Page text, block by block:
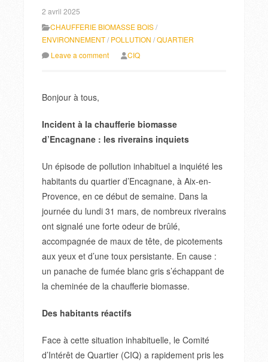
2 avril 2025
CHAUFFERIE BIOMASSE BOIS/
ENVIRONNEMENT/ POLLUTION /QUARTIER
Leave a comment
CIQ
Bonjour à tous,
Incident à la chaufferie biomasse
d’Encagnane : les riverains inquiets
Un épisode de pollution inhabituel a inquiété les
habitants du quartier d’Encagnane, à Aix-en-
Provence, en ce début de semaine. Dans la
journée du lundi 31 mars, de nombreux riverains
ont signalé une forte odeur de brûlé,
accompagnée de maux de tête, de picotements
aux yeux et d’une toux persistante. En cause :
un panache de fumée blanc gris s’échappant de
la cheminée de la chaufferie biomasse.
Des habitants réactifs
Face à cette situation inhabituelle, le Comité
d’Intérêt de Quartier (CIQ) a rapidement pris les